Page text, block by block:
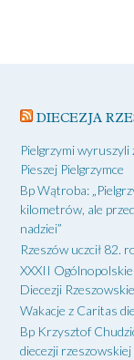
DIECEZJA
Pielgrzymi wyruszyli
Pieszej Pielgrzymce
Bp Wątroba:
kilometrów, ale
nadziei”
Rzeszów uczcił 82.
XXXII
Diecezji
Wakacje z Caritas
Bp Krzysztof
diecezji rzeszowskiej